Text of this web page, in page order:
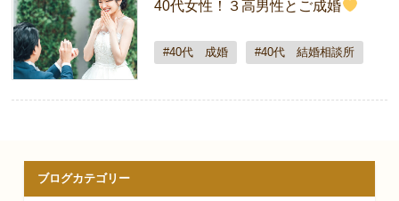
40代女性！３高男性とご成婚
#40代 成婚 #40代 結婚相談所
ブログカテゴリー